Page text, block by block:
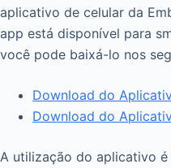
aplicativo de celular da
app está disponível para
você pode baixá-lo nos
Download do
Download do
A utilização do aplicativo